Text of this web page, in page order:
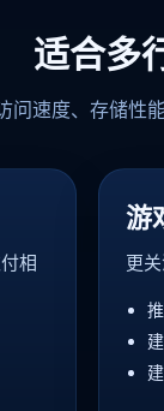
适合多
问速度、存储性
相
游
更